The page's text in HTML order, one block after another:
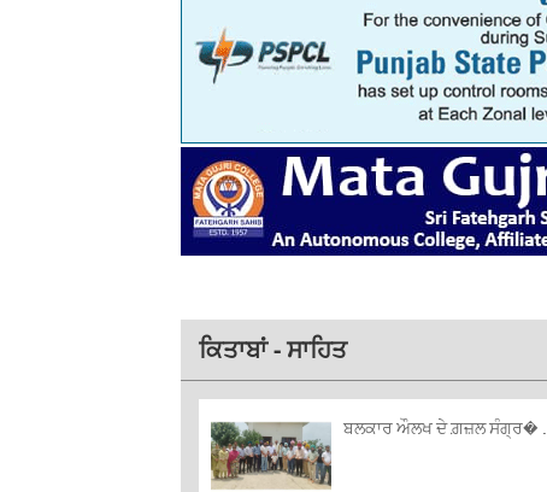
ਕਿਤਾਬਾਂ - ਸਾਹਿਤ
ਬਲਕਾਰ ਔਲਖ ਦੇ ਗ਼ਜ਼ਲ ਸੰਗ੍ਰ� ...